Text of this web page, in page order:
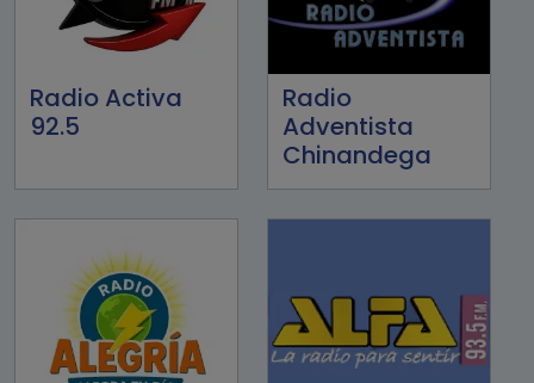
Radio Activa
92.5
Radio
Adventista
Chinandega